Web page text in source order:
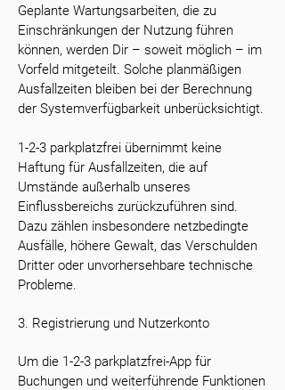
Geplante Wartungsarbeiten, die zu
Einschränkungen der Nutzung führen
können, werden Dir – soweit möglich – im
Vorfeld mitgeteilt. Solche planmäßigen
Ausfallzeiten bleiben bei der Berechnung
der Systemverfügbarkeit unberücksichtigt.
1-2-3 parkplatzfrei übernimmt keine
Haftung für Ausfallzeiten, die auf
Umstände außerhalb unseres
Einflussbereichs zurückzuführen sind.
Dazu zählen insbesondere netzbedingte
Ausfälle, höhere Gewalt, das Verschulden
Dritter oder unvorhersehbare technische
Probleme.
3. Registrierung und Nutzerkonto
Um die 1-2-3 parkplatzfrei-App für
Buchungen und weiterführende Funktionen